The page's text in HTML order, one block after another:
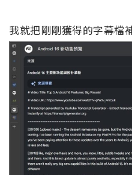
我就把剛剛獲得的字幕檔